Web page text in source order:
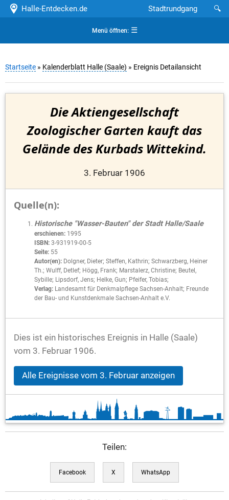
Halle-Entdecken.de 🔍
Stadtrundgang
Menü öffnen:☰
Startseite » Kalenderblatt Halle (Saale) » Ereignis Detailansicht
Die Aktiengesellschaft
Zoologischer Garten kauft das
Gelände des Kurbads Wittekind.
3. Februar 1906
Quelle(n):
Historische "Wasser-Bauten" der Stadt Halle/Saale
erschienen: 1995
ISBN: 3-931919-00-5
Seite: 55
Autor(en): Dolgner, Dieter; Steffen, Kathrin; Schwarzberg, Heiner
Th.; Wulff, Detlef; Högg, Frank; Marstalerz, Christine; Beutel,
Sybille; Lipsdorf, Jens; Helke, Gun; Pfeifer, Tobias;
Verlag: Landesamt für Denkmalpflege Sachsen-Anhalt; Freunde
der Bau- und Kunstdenkmale Sachsen-Anhalt e.V.
Dies ist ein historisches Ereignis in Halle (Saale)
vom 3. Februar 1906.
Alle Ereignisse vom 3. Februar anzeigen
Teilen:
Facebook X WhatsApp